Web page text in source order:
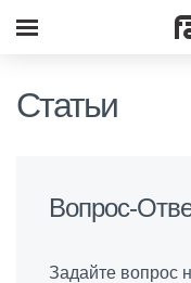
Статьи
Вопрос-
Задайте вопрос